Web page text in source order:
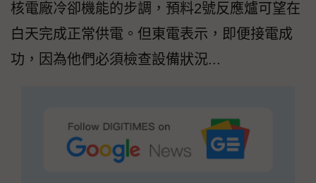
核電廠冷卻機能的步調，預料2號反應爐可望在
白天完成正常供電。但東電表示，即便接電成
功，因為他們必須檢查設備狀況...